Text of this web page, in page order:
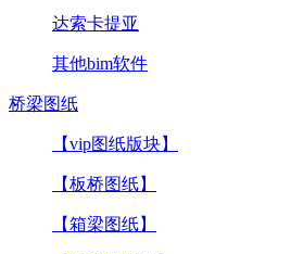
达索卡提亚
其他bim软件
桥梁图纸
【vip图纸版块】
【板桥图纸】
【箱梁图纸】